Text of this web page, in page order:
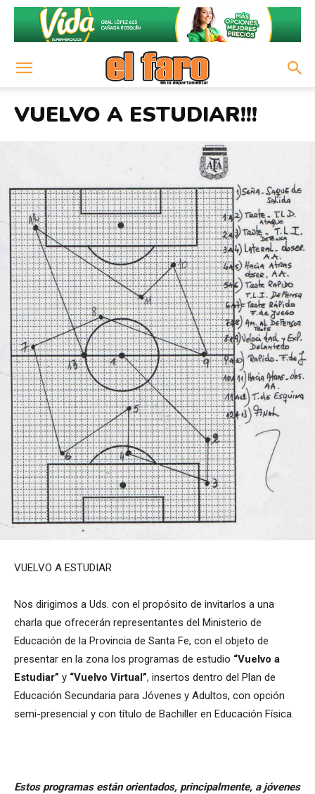
VUELVO A ESTUDIAR!!!
VUELVO A ESTUDIAR
Nos dirigimos a Uds. con el propósito de invitarlos a una
charla que ofrecerán representantes del Ministerio de
Educación de la Provincia de Santa Fe, con el objeto de
presentar en la zona los programas de estudio “Vuelvo a
Estudiar” y “Vuelvo Virtual”, insertos dentro del Plan de
Educación Secundaria para Jóvenes y Adultos, con opción
semi-presencial y con título de Bachiller en Educación Física.
Estos programas están orientados, principalmente, a jóvenes